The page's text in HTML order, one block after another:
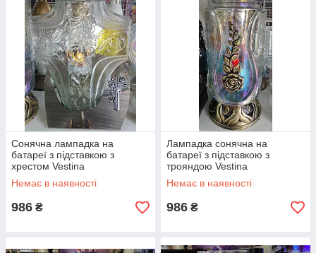
Сонячна лампадка на
батареї з підставкою з
хрестом Vestina
Немає в наявності
986 ₴
Лампадка сонячна на
батареї з підставкою з
трояндою Vestina
Немає в наявності
986 ₴